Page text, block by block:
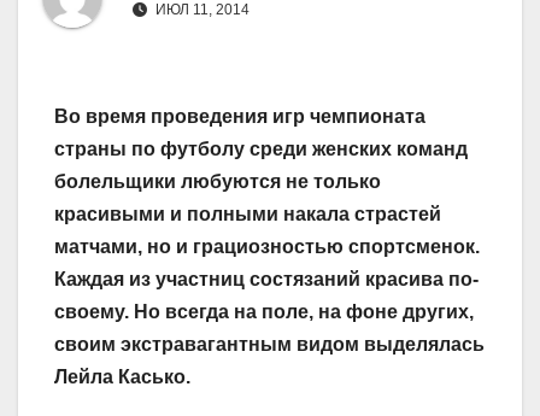
ИЮЛ 11, 2014
Во время проведения игр чемпионата
страны по футболу среди женских команд
болельщики любуются не только
красивыми и полными накала страстей
матчами, но и грациозностью спортсменок.
Каждая из участниц состязаний красива по-
своему. Но всегда на поле, на фоне других,
своим экстравагантным видом выделялась
Лейла Касько.